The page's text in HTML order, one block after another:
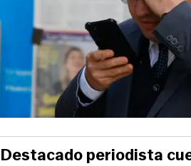
Destacado periodista